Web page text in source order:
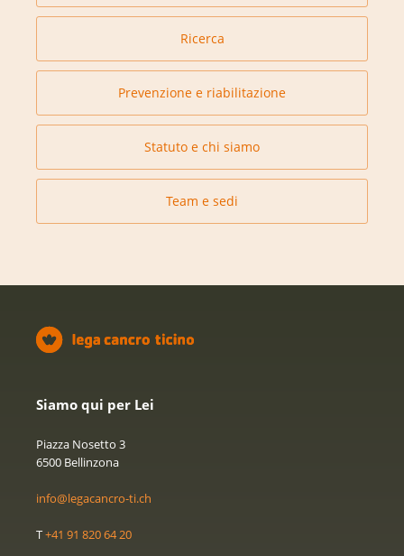
Ricerca
Prevenzione e riabilitazione
Statuto e chi siamo
Team e sedi
Siamo qui per Lei
Piazza Nosetto 3
6500 Bellinzona
info@legacancro-ti.ch
T+41 91 820 64 20